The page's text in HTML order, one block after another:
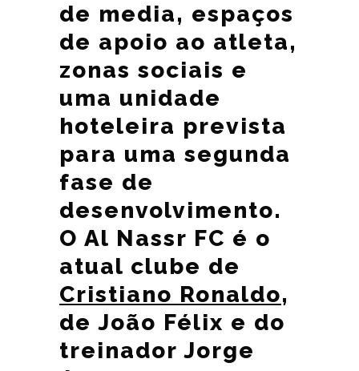
de media, espaços
de apoio ao atleta,
zonas sociais e
uma unidade
hoteleira prevista
para uma segunda
fase de
desenvolvimento.
O Al Nassr FC é o
atual clube de
Cristiano Ronaldo,
de João Félix e do
treinador Jorge